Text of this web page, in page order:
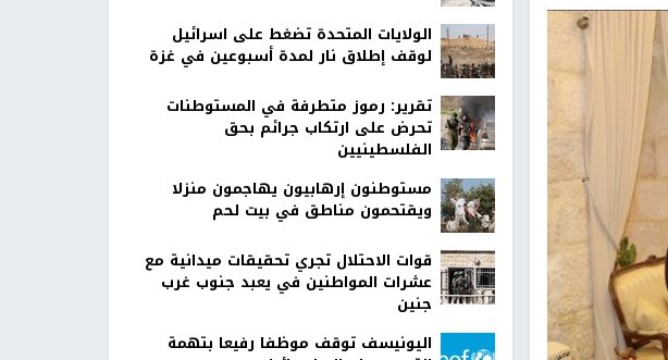
الولايات المتحدة تضغط على اسرائيل
لوقف إطلاق نار لمدة أسبوعين في غزة
تقرير: رموز متطرفة في المستوطنات
تحرض على ارتكاب جرائم بحق
الفلسطينيين
مستوطنون إرهابيون يهاجمون منزلا
ويقتحمون مناطق في بيت لحم
قوات الاحتلال تجري تحقيقات ميدانية مع
عشرات المواطنين في يعبد جنوب غرب
جنين
اليونيسف توقف موظفا رفيعا بتهمة